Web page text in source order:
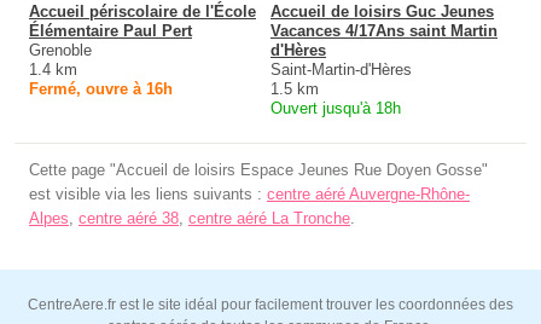
Accueil périscolaire de l'École
Élémentaire Paul Pert
Grenoble
1.4 km
Fermé, ouvre à 16h
Accueil de loisirs Guc Jeunes
Vacances 4/17Ans saint Martin
d'Hères
Saint-Martin-d'Hères
1.5 km
Ouvert jusqu'à 18h
Cette page "Accueil de loisirs Espace Jeunes Rue Doyen Gosse"
est visible via les liens suivants : centre aéré Auvergne-Rhône-
Alpes centre aéré 38 centre aéré La Tronche
CentreAere.fr est le site idéal pour facilement trouver les coordonnées des